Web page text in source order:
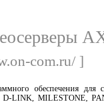
com.ru/ ]
обеспечения для
LINK, MILESTONE,